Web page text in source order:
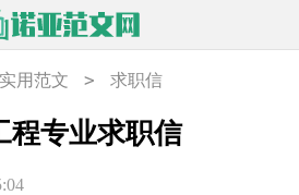
实用范文 > 求职信
程专业求职信